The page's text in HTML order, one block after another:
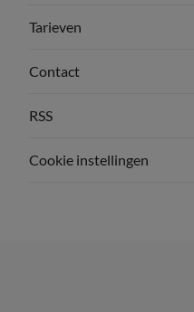
Tarieven
Contact
RSS
Cookie instellingen